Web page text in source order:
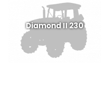
Diamond II 230